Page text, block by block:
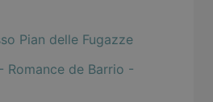
Pian delle Fugazze
Romance de Barrio -